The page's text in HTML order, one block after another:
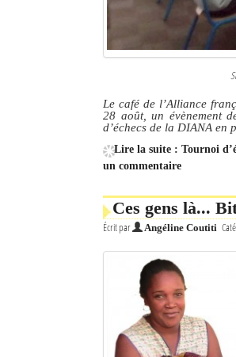
Le café de l’Alliance
28 août, un évènement
d’échecs de la DIANA
Lire la suite : Tournoi
un commentaire
Ces gens là...
Écrit par Angéline Coutiti